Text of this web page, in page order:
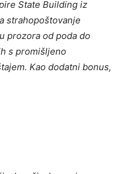
State Building iz
strahopoštovanje
prozora od poda do
s promišljeno
Kao dodatni bonus,